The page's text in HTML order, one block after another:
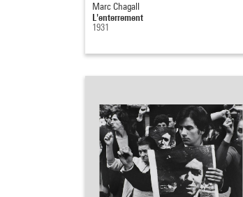
Marc Chagall
L'enterrement
1931